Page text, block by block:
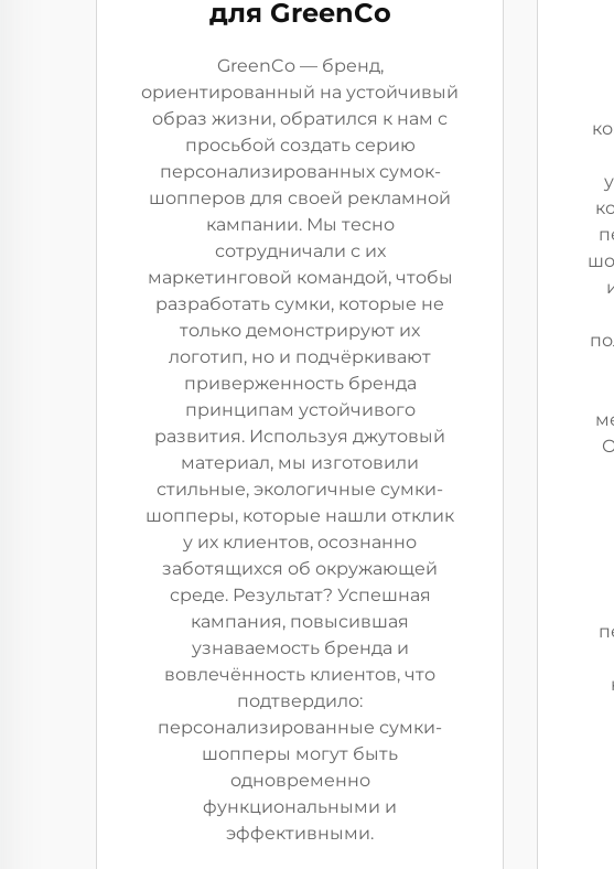
для GreenCo
GreenCo — бренд,
ориентированный на устойчивый
образ жизни, обратился к нам с
просьбой создать серию
персонализированных сумок-
шопперов для своей рекламной
кампании. Мы тесно
сотрудничали с их
маркетинговой командой, чтобы
разработать сумки, которые не
только демонстрируют их
логотип, но и подчёркивают
приверженность бренда
принципам устойчивого
развития. Используя джутовый
материал, мы изготовили
стильные, экологичные сумки-
шопперы, которые нашли отклик
у их клиентов, осознанно
заботящихся об окружающей
среде. Результат? Успешная
кампания, повысившая
узнаваемость бренда и
вовлечённость клиентов, что
подтвердило:
персонализированные сумки-
шопперы могут быть
одновременно
функциональными и
эффективными.